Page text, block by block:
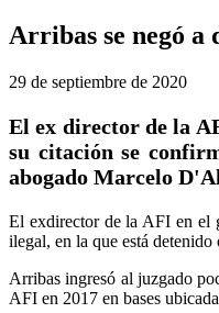
Arribas se negó a
29 de septiembre de 2020
El ex director de la
su citación se
abogado Marcelo
El exdirector de la AFI en el
ilegal, en la que está
Arribas ingresó al juzgado
AFI en 2017 en bases